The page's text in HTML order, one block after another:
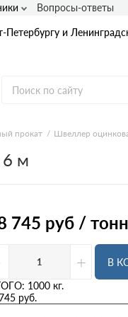
Петербургу и
Гладкая А1
A400
25Г2С
А500С
Для фундамента
Композитная
Вопросы-ответы
прокат Швеллер
м
745 руб /
+
В
1000 кг.
руб.